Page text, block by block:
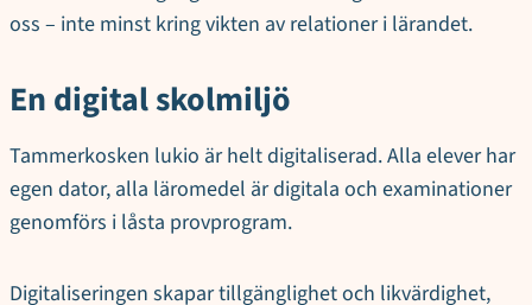
oss – inte minst kring vikten av relationer i lärandet.
En digital skolmiljö
Tammerkosken lukio är helt digitaliserad. Alla elever har
egen dator, alla läromedel är digitala och examinationer
genomförs i låsta provprogram.
Digitaliseringen skapar tillgänglighet och likvärdighet,